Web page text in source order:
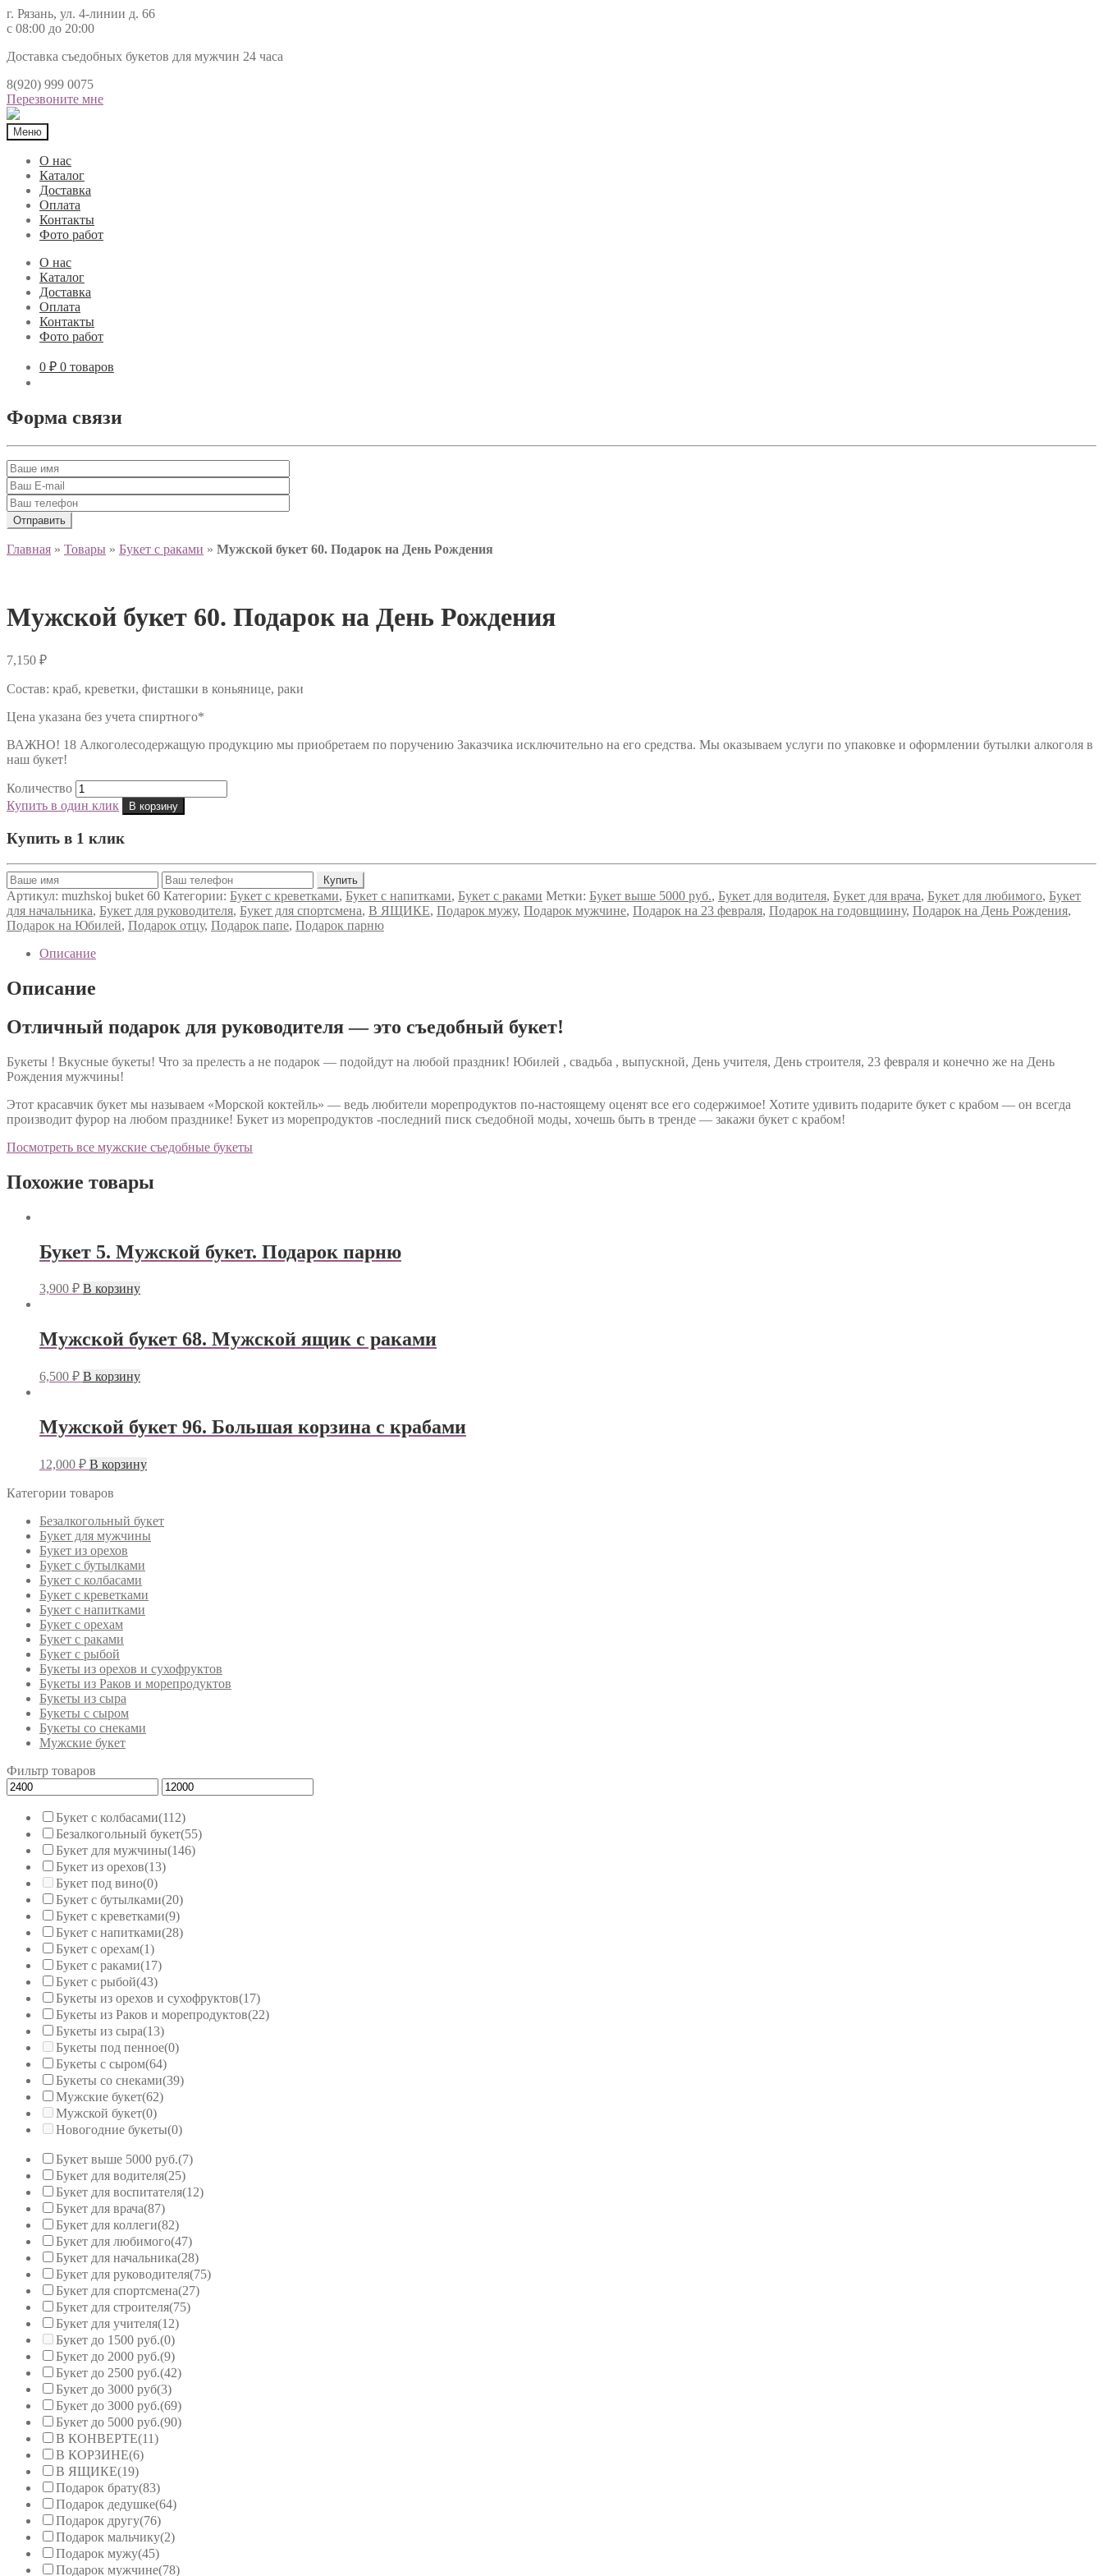
г. Рязань, ул. 4-линии д. 66
с 08:00 до 20:00
Доставка съедобных букетов для мужчин 24 часа
8(920) 999 0075
Перезвоните мне
Меню
О нас
Каталог
Доставка
Оплата
Контакты
Фото работ
О нас
Каталог
Доставка
Оплата
Контакты
Фото работ
0 ₽ 0 товаров
Форма связи
Главная » Товары » Букет с раками » Мужской букет 60. Подарок на День Рождения
Мужской букет 60. Подарок на День Рождения
7,150 ₽
Состав: краб, креветки, фисташки в коньянице, раки
Цена указана без учета спиртного*
ВАЖНО! 18 Алкоголесодержащую продукцию мы приобретаем по поручению Заказчика исключительно на его средства. Мы оказываем услуги по упаковке и оформлении бутылки алкоголя в
наш букет!
Количество
Купить в один клик
В корзину
Купить в 1 клик
Артикул: muzhskoj buket 60 Категории: Букет с креветками, Букет с напитками, Букет с раками Метки: Букет выше 5000 руб., Букет для водителя, Букет для врача, Букет для любимого, Букет
для начальника, Букет для руководителя, Букет для спортсмена, В ЯЩИКЕ, Подарок мужу, Подарок мужчине, Подарок на 23 февраля, Подарок на годовщиину, Подарок на День Рождения,
Подарок на Юбилей, Подарок отцу, Подарок папе, Подарок парню
Описание
Описание
Отличный подарок для руководителя — это съедобный букет!
Букеты ! Вкусные букеты! Что за прелесть а не подарок — подойдут на любой праздник! Юбилей , свадьба , выпускной, День учителя, День строителя, 23 февраля и конечно же на День
Рождения мужчины!
Этот красавчик букет мы называем «Морской коктейль» — ведь любители морепродуктов по-настоящему оценят все его содержимое! Хотите удивить подарите букет с крабом — он всегда
производит фурор на любом празднике! Букет из морепродуктов -последний писк съедобной моды, хочешь быть в тренде — закажи букет с крабом!
Посмотреть все мужские съедобные букеты
Похожие товары
Букет 5. Мужской букет. Подарок парню
3,900 ₽ В корзину
Мужской букет 68. Мужской ящик с раками
6,500 ₽ В корзину
Мужской букет 96. Большая корзина с крабами
12,000 ₽ В корзину
Категории товаров
Безалкогольный букет
Букет для мужчины
Букет из орехов
Букет с бутылками
Букет с колбасами
Букет с креветками
Букет с напитками
Букет с орехам
Букет с раками
Букет с рыбой
Букеты из орехов и сухофруктов
Букеты из Раков и морепродуктов
Букеты из сыра
Букеты с сыром
Букеты со снеками
Мужские букет
Фильтр товаров
Букет с колбасами(112)
Безалкогольный букет(55)
Букет для мужчины(146)
Букет из орехов(13)
Букет под вино(0)
Букет с бутылками(20)
Букет с креветками(9)
Букет с напитками(28)
Букет с орехам(1)
Букет с раками(17)
Букет с рыбой(43)
Букеты из орехов и сухофруктов(17)
Букеты из Раков и морепродуктов(22)
Букеты из сыра(13)
Букеты под пенное(0)
Букеты с сыром(64)
Букеты со снеками(39)
Мужские букет(62)
Мужской букет(0)
Новогодние букеты(0)
Букет выше 5000 руб.(7)
Букет для водителя(25)
Букет для воспитателя(12)
Букет для врача(87)
Букет для коллеги(82)
Букет для любимого(47)
Букет для начальника(28)
Букет для руководителя(75)
Букет для спортсмена(27)
Букет для строителя(75)
Букет для учителя(12)
Букет до 1500 руб.(0)
Букет до 2000 руб.(9)
Букет до 2500 руб.(42)
Букет до 3000 руб(3)
Букет до 3000 руб.(69)
Букет до 5000 руб.(90)
В КОНВЕРТЕ(11)
В КОРЗИНЕ(6)
В ЯЩИКЕ(19)
Подарок брату(83)
Подарок дедушке(64)
Подарок другу(76)
Подарок мальчику(2)
Подарок мужу(45)
Подарок мужчине(78)